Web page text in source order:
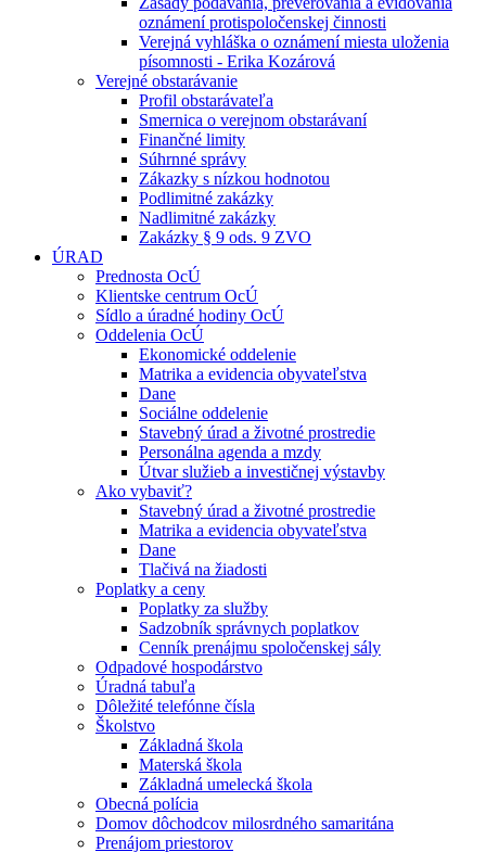
oznámení protispoločenskej činnosti
Verejná vyhláška o oznámení miesta uloženia
písomnosti - Erika Kozárová
Verejné obstarávanie
Profil obstarávateľa
Smernica o verejnom obstarávaní
Finančné limity
Súhrnné správy
Zákazky s nízkou hodnotou
Podlimitné zakázky
Nadlimitné zakázky
Zakázky § 9 ods. 9 ZVO
ÚRAD
Prednosta OcÚ
Klientske centrum OcÚ
Sídlo a úradné hodiny OcÚ
Oddelenia OcÚ
Ekonomické oddelenie
Matrika a evidencia obyvateľstva
Dane
Sociálne oddelenie
Stavebný úrad a životné prostredie
Personálna agenda a mzdy
Útvar služieb a investičnej výstavby
Ako vybaviť?
Stavebný úrad a životné prostredie
Matrika a evidencia obyvateľstva
Dane
Tlačivá na žiadosti
Poplatky a ceny
Poplatky za služby
Sadzobník správnych poplatkov
Cenník prenájmu spoločenskej sály
Odpadové hospodárstvo
Úradná tabuľa
Dôležité telefónne čísla
Školstvo
Základná škola
Materská škola
Základná umelecká škola
Obecná polícia
Domov dôchodcov milosrdného samaritána
Prenájom priestorov